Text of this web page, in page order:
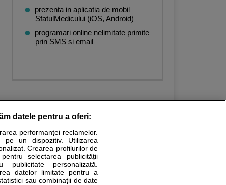
prezenta in aplicatia de mobil
SfatulMedicului (iOS, Android)
programari online nelimitate primite
prin SMS si email
Stiri medicale
Ele nu pot substitui consultul medical direct si
fie medicul Dvs., fie unul dintre medicii pe care
datele pentru a oferi:
performanței reclamelor.
pe un dispozitiv. Utilizarea
Crearea profilurilor de
selectarea publicității
publicitate personalizată.
datelor limitate pentru a
sau combinații de date